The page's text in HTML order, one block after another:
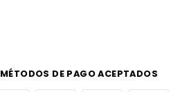
MÉTODOS DE PAGO ACEPTADOS